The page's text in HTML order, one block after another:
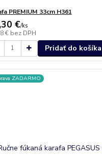
PREMIUM 33cm H361
€/ks
€ bez DPH
Pridať do košíka
ZADARMO